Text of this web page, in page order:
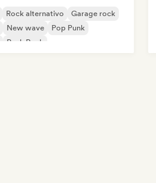
Rock alternativo
Garage rock
New wave
Pop Punk
Punk Rock